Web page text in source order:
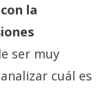
la
ser muy
cuál es